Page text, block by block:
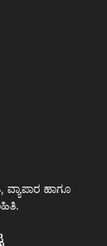
ವ್ಯಾಪಾರ ಹಾಗೂ